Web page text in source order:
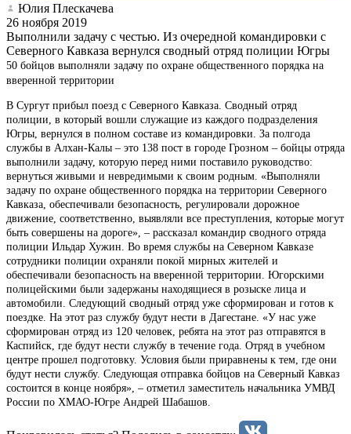
Юлия Плескачева
26 ноября 2019
Выполнили задачу с честью. Из очередной командировки с
Северного Кавказа вернулся сводный отряд полиции Югры
50 бойцов выполняли задачу по охране общественного порядка на
вверенной территории
В Сургут прибыл поезд с Северного Кавказа. Сводный отряд
полиции, в который вошли служащие из каждого подразделения
Югры, вернулся в полном составе из командировки. За полгода
службы в Алхан-Калы – это 138 пост в городе Грозном – бойцы отряда
выполнили задачу, которую перед ними поставило руководство:
вернуться живыми и невредимыми к своим родным. «Выполняли
задачу по охране общественного порядка на территории Северного
Кавказа, обеспечивали безопасность, регулировали дорожное
движение, соответственно, выявляли все преступления, которые могут
быть совершены на дороге», – рассказал командир сводного отряда
полиции Ильдар Хужин. Во время службы на Северном Кавказе
сотрудники полиции охраняли покой мирных жителей и
обеспечивали безопасность на вверенной территории. Югорскими
полицейскими были задержаны находящиеся в розыске лица и
автомобили. Следующий сводный отряд уже сформирован и готов к
поездке. На этот раз службу будут нести в Дагестане. «У нас уже
сформирован отряд из 120 человек, ребята на этот раз отправятся в
Каспийск, где будут нести службу в течение года. Отряд в учебном
центре прошел подготовку. Условия были приравнены к тем, где они
будут нести службу. Следующая отправка бойцов на Северный Кавказ
состоится в конце ноября», – отметил заместитель начальника УМВД
России по ХМАО-Югре Андрей Шабашов.